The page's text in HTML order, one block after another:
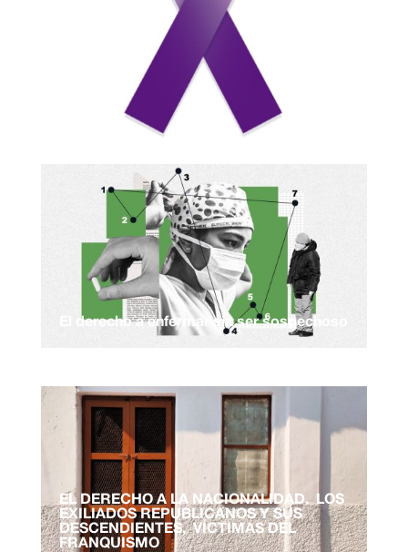
El derecho a enfermar sin ser sospechoso
EL DERECHO A LA NACIONALIDAD. LOS
EXILIADOS REPUBLICANOS Y SUS
DESCENDIENTES, VÍCTIMAS DEL
FRANQUISMO